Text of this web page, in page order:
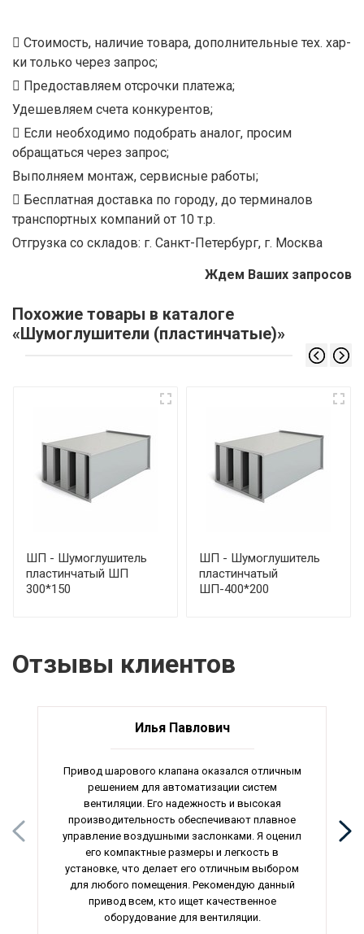
Стоимость, наличие товара, дополнительные тех. хар-
ки только через запрос;
Предоставляем отсрочки платежа;
Удешевляем счета конкурентов;
Если необходимо подобрать аналог, просим
обращаться через запрос;
Выполняем монтаж, сервисные работы;
Бесплатная доставка по городу, до терминалов
транспортных компаний от 10 т.р.
Отгрузка со складов: г. Санкт-Петербург, г. Москва
Ждем Ваших запросов
Похожие товары в каталоге
«Шумоглушители (пластинчатые)»
ШП - Шумоглушитель
пластинчатый ШП
300*150
ШП - Шумоглушитель
пластинчатый
ШП-400*200
Отзывы клиентов
Илья Павлович
Привод шарового клапана оказался отличным
решением для автоматизации систем
вентиляции. Его надежность и высокая
производительность обеспечивают плавное
управление воздушными заслонками. Я оценил
его компактные размеры и легкость в
установке, что делает его отличным выбором
для любого помещения. Рекомендую данный
привод всем, кто ищет качественное
оборудование для вентиляции.